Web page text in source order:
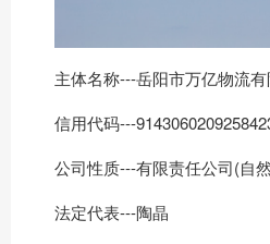
主体名称---岳阳市万亿物流有
信用代码---
公司性质---有限责任公司(自
法定代表---陶晶